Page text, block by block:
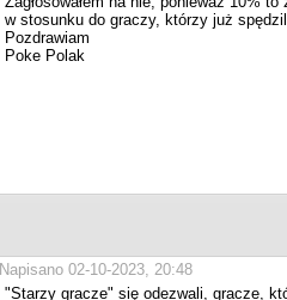
w stosunku do graczy, którzy już
Pozdrawiam
Poke Polak
Napisano 02-10-2023, 20:48
"Starzy gracze" się odezwali, gracze,